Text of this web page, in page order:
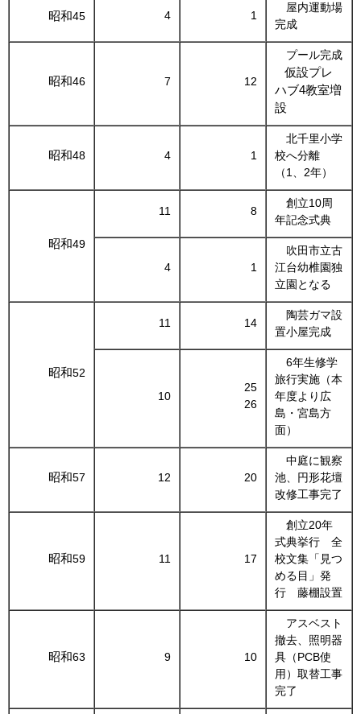
昭和45 4 1
屋内運動場
完成
昭和46 7 12
プール完成
仮設プレ
ハブ4教室増
設
昭和48 4 1
北千里小学
校へ分離
（1、2年）
昭和49
11 8
創立10周
年記念式典
4 1
吹田市立古
江台幼椎園独
立園となる
昭和52
11 14
陶芸ガマ設
置小屋完成
10
25
26
6年生修学
旅行実施（本
年度より広
島・宮島方
面）
昭和57 12 20
中庭に観察
池、円形花壇
改修工事完了
昭和59 11 17
創立20年
式典挙行 全
校文集「見つ
める目」発
行 藤棚設置
昭和63 9 10
アスベスト
撤去、照明器
具（PCB使
用）取替工事
完了